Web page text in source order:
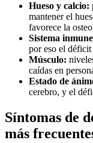
Hueso y calcio:
mantener el
favorece la
Sistema
por eso el déficit
Músculo:
caídas en
Estado de
cerebro, y el
Síntomas de
más